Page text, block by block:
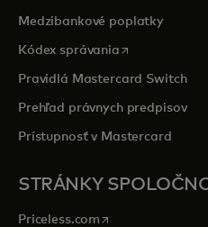
Medzibankové poplatky
Kódex správaniaopens in a new
Pravidlá Mastercard Switch
Prehľad právnych predpisov
Prístupnosť v Mastercard
STRÁNKY
Priceless.com opens in a new tab